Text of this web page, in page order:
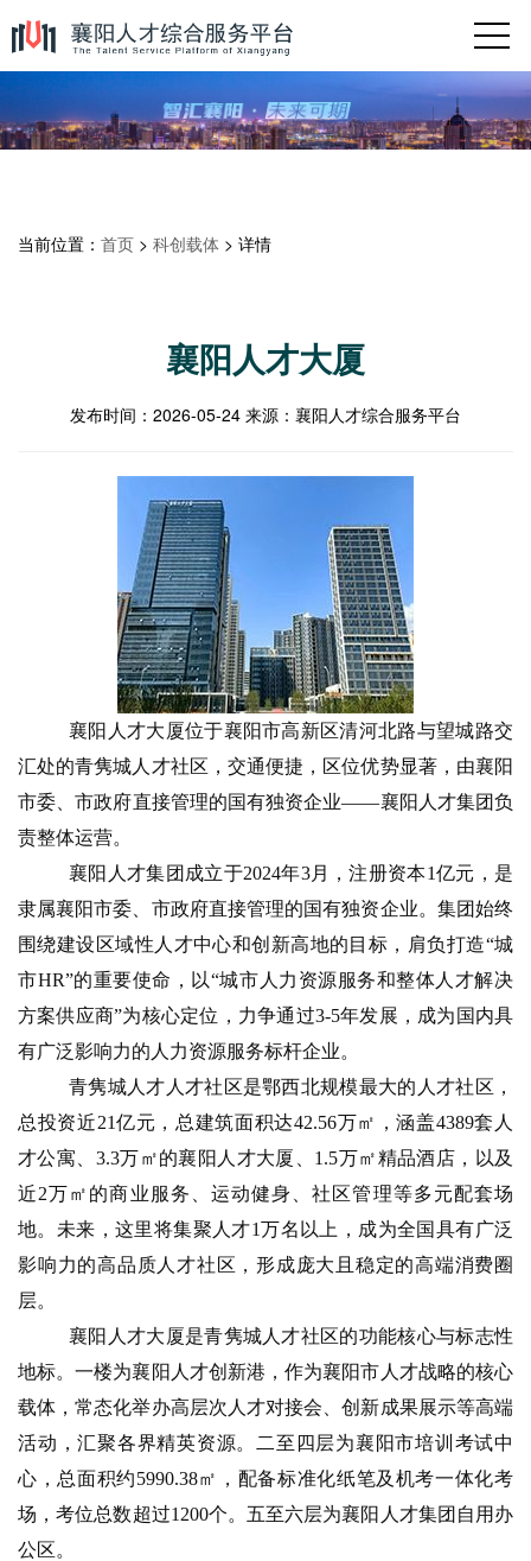
当前位置： 首页 > 科创载体 > 详情
襄阳人才大厦
发布时间： 2026-05-24 来源： 襄阳人才综合服务平台
襄阳人才大厦位于襄阳市高新区清河北路与望城路交
汇处的青隽城人才社区，交通便捷，区位优势显著，由襄阳
市委、市政府直接管理的国有独资企业——襄阳人才集团负
责整体运营。
襄阳人才集团成立于2024年3月，注册资本1亿元，是
隶属襄阳市委、市政府直接管理的国有独资企业。集团始终
围绕建设区域性人才中心和创新高地的目标，肩负打造“城
市HR”的重要使命，以“城市人力资源服务和整体人才解决
方案供应商”为核心定位，力争通过3-5年发展，成为国内具
有广泛影响力的人力资源服务标杆企业。
青隽城人才人才社区是鄂西北规模最大的人才社区，
总投资近21亿元，总建筑面积达42.56万㎡，涵盖4389套人
才公寓、3.3万㎡的襄阳人才大厦、1.5万㎡精品酒店，以及
近2万㎡的商业服务、运动健身、社区管理等多元配套场
地。未来，这里将集聚人才1万名以上，成为全国具有广泛
影响力的高品质人才社区，形成庞大且稳定的高端消费圈
层。
襄阳人才大厦是青隽城人才社区的功能核心与标志性
地标。一楼为襄阳人才创新港，作为襄阳市人才战略的核心
载体，常态化举办高层次人才对接会、创新成果展示等高端
活动，汇聚各界精英资源。二至四层为襄阳市培训考试中
心，总面积约5990.38㎡，配备标准化纸笔及机考一体化考
场，考位总数超过1200个。五至六层为襄阳人才集团自用办
公区。